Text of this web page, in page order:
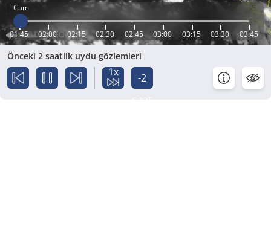
Cum
01:45 02:00 02:15 02:30 02:45 03:00 03:15 03:30 03:45
Önceki 2 saatlik uydu gözlemleri
1x
-2